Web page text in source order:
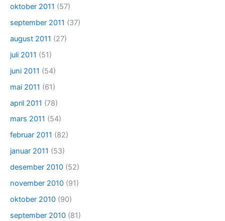
oktober 2011 (57)
september 2011 (37)
august 2011 (27)
juli 2011 (51)
juni 2011 (54)
mai 2011 (61)
april 2011 (78)
mars 2011 (54)
februar 2011 (82)
januar 2011 (53)
desember 2010 (52)
november 2010 (91)
oktober 2010 (90)
september 2010 (81)